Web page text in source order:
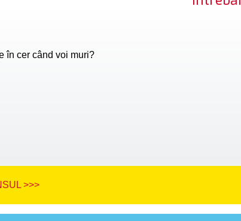
în cer când voi muri?
>>>